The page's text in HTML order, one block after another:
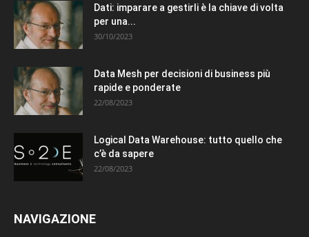
Dati: imparare a gestirli è la chiave di volta
per una...
30/10/2023
Data Mesh per decisioni di business più
rapide e ponderate
22/08/2023
Logical Data Warehouse: tutto quello che
c’è da sapere
22/08/2023
NAVIGAZIONE